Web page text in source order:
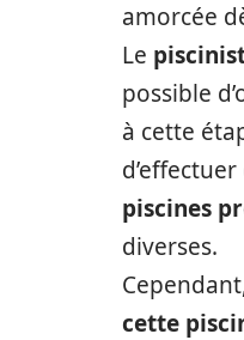
amorcée
Le
possible
à cette
piscines
diverses.
cette